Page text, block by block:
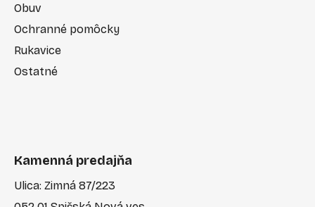
Obuv
Ochranné pomôcky
Rukavice
Ostatné
Kamenná predajňa
Ulica: Zimná 87/223